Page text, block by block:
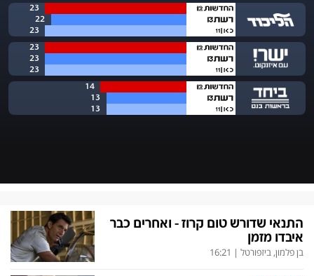
התנאי שדורש טום קרוז - ואחרים כבר
איבדו מזמן
בן פלמון, ביזפורטל |
16:21